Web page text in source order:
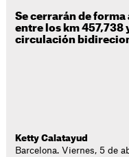
Se cerrarán de
entre los km 457,738
circulación
Ketty Calatayud
Barcelona. Viernes, 5 de